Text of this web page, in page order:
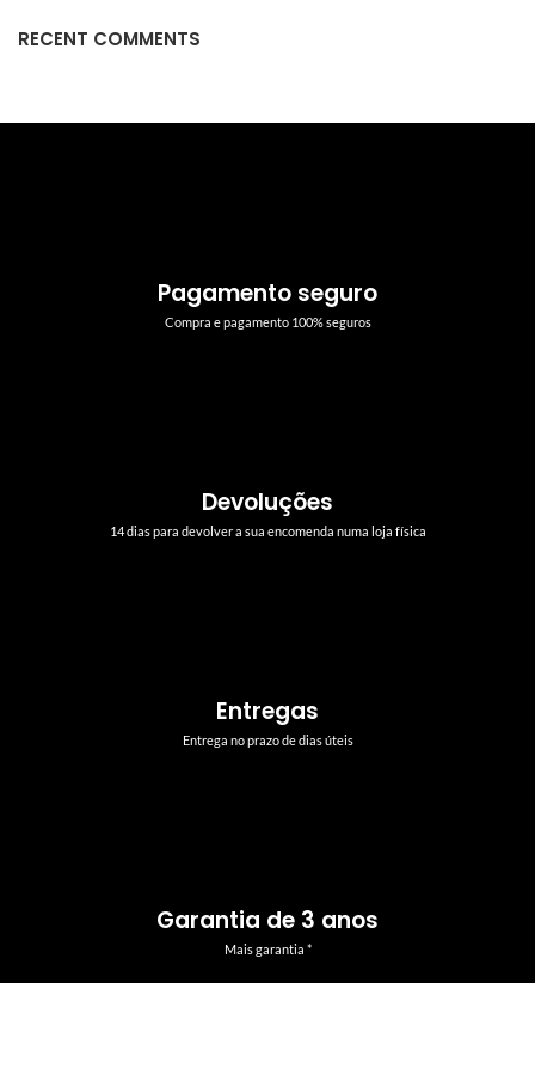
RECENT COMMENTS
Pagamento seguro
Compra e pagamento 100% seguros
Devoluções
14 dias para devolver a sua encomenda numa loja física
Entregas
Entrega no prazo de dias úteis
Garantia de 3 anos
Mais garantia *